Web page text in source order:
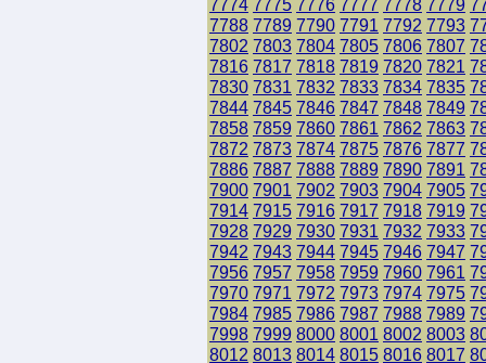
7774 7775 7776 7777 7778 7779
7788 7789 7790 7791 7792 7793
7802 7803 7804 7805 7806 7807
7816 7817 7818 7819 7820 7821
7830 7831 7832 7833 7834 7835
7844 7845 7846 7847 7848 7849
7858 7859 7860 7861 7862 7863
7872 7873 7874 7875 7876 7877
7886 7887 7888 7889 7890 7891
7900 7901 7902 7903 7904 7905
7914 7915 7916 7917 7918 7919
7928 7929 7930 7931 7932 7933
7942 7943 7944 7945 7946 7947
7956 7957 7958 7959 7960 7961
7970 7971 7972 7973 7974 7975
7984 7985 7986 7987 7988 7989
7998 7999 8000 8001 8002 8003
8012 8013 8014 8015 8016 8017